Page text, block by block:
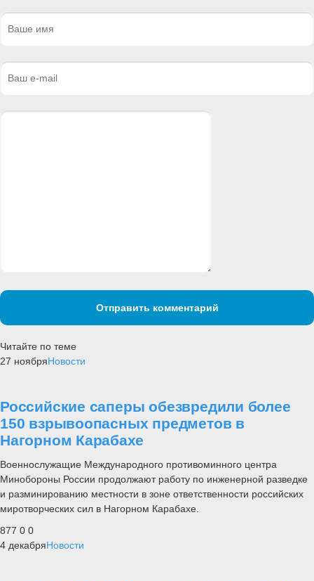
Отправить комментарий
Читайте по теме
27 ноябряНовости
Российские саперы обезвредили более
150 взрывоопасных предметов в
Нагорном Карабахе
Военнослужащие Международного противоминного центра
Минобороны России продолжают работу по инженерной разведке
и разминированию местности в зоне ответственности российских
миротворческих сил в Нагорном Карабахе.
877 0 0
4 декабряНовости